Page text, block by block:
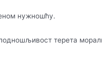
нужношћу.
терета